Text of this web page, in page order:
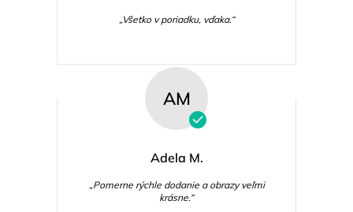
„Všetko v poriadku, vďaka.“
AM
Adela M.
„Pomerne rýchle dodanie a obrazy veľmi
krásne.“